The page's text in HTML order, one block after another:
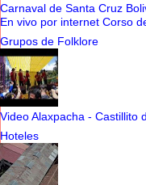
Carnaval de Santa Cruz
En vivo por internet Corso
Grupos de Folklore
Video Alaxpacha - Castillito
Hoteles